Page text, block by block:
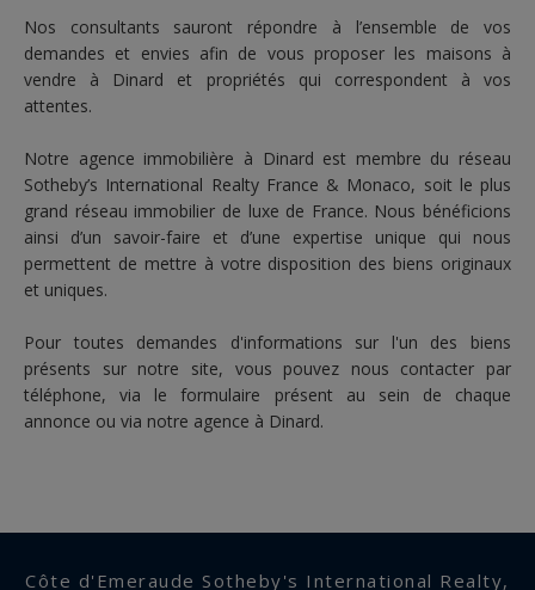
Nos consultants sauront répondre à l’ensemble de vos
demandes et envies afin de vous proposer les maisons à
vendre à Dinard et propriétés qui correspondent à vos
attentes.
Notre agence immobilière à Dinard est membre du réseau
Sotheby’s International Realty France & Monaco, soit le plus
grand réseau immobilier de luxe de France. Nous bénéficions
ainsi d’un savoir-faire et d’une expertise unique qui nous
permettent de mettre à votre disposition des biens originaux
et uniques.
Pour toutes demandes d'informations sur l'un des biens
présents sur notre site, vous pouvez nous contacter par
téléphone, via le formulaire présent au sein de chaque
annonce ou via notre agence à Dinard.
Côte d'Emeraude Sotheby's International Realty,